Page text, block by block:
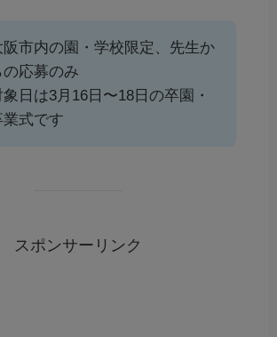
阪市内の園・学校限定、先生か
の応募のみ
象日は3月16日〜18日の卒園・
業式です
スポンサーリンク